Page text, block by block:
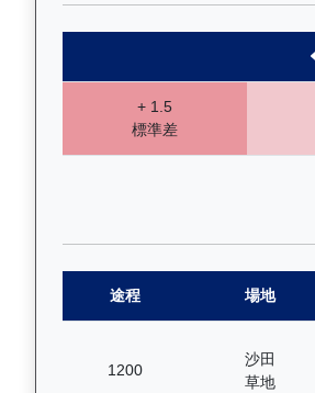
+ 1.5
標準差
途程 場地
1200
沙田
草地